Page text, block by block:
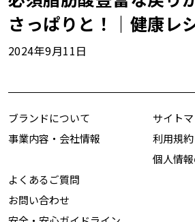
さっぱりと！｜健康レ
2024年9月11日
ブランドについて
事業内容・会社情報
サイト
利用規約
個人情
よくあるご質問
お問い合わせ